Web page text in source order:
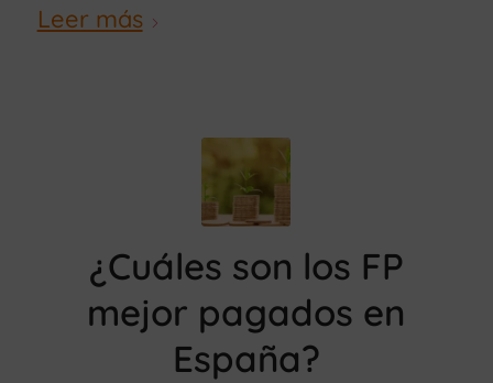
Leer más
¿Cuáles son los FP
mejor pagados en
España?